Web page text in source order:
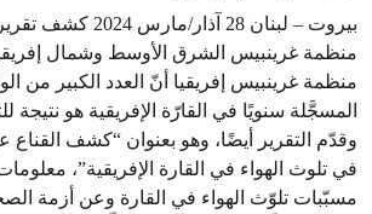
بيروت – لبنان 28
منظمة غرينبيس الشرق الأوسط وشمال
منظمة غرينبيس إفريقيا أنّ العدد الكبير من
المسجَّلة سنويًا في القارّة الإفريقية هو نتيجة
وقدّم التقرير أيضًا، وهو بعنوان “كشف القناع
في تلوث الهواء في القارة الإفريقية”،
مسبّبات تلوّث الهواء في القارة وعن أزمة